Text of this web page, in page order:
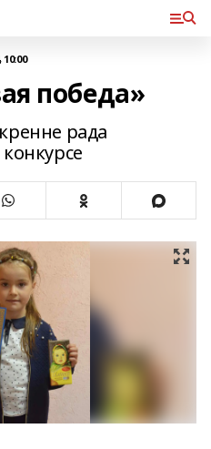
победа»
рада